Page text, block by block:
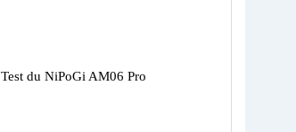
Test du NiPoGi AM06 Pro